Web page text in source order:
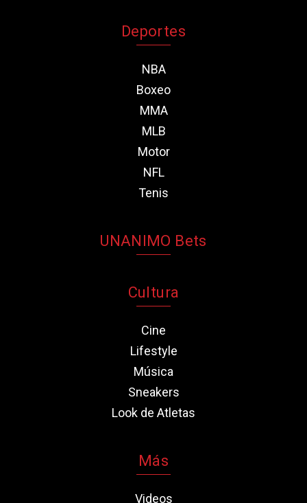
Deportes
NBA
Boxeo
MMA
MLB
Motor
NFL
Tenis
UNANIMO Bets
Cultura
Cine
Lifestyle
Música
Sneakers
Look de Atletas
Más
Videos